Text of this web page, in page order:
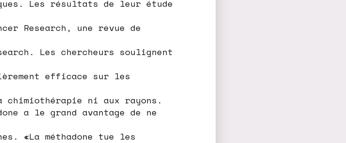
Les résultats de leur étude
Research, une revue de
Les chercheurs soulignent
efficace sur les
chimiothérapie ni aux rayons.
a le grand avantage de ne
«La méthadone tue les